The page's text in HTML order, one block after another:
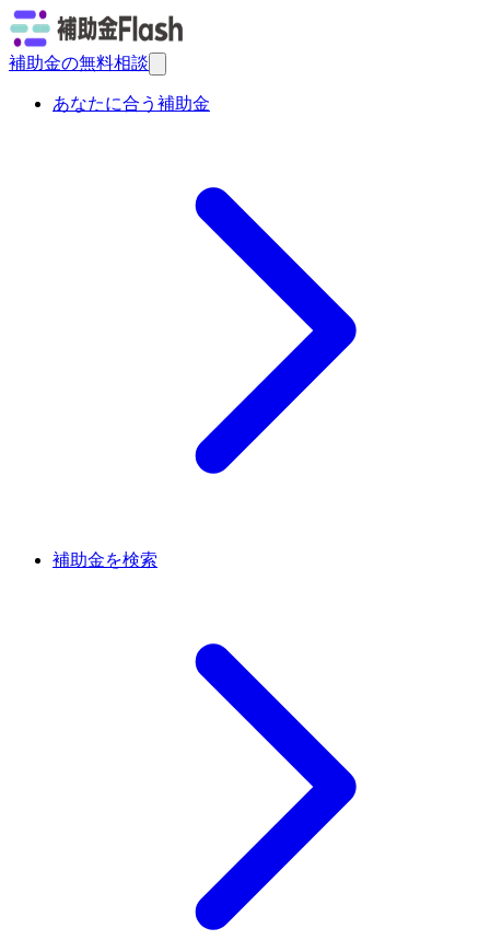
補助金の無料相談
あなたに合う補助金
補助金を検索